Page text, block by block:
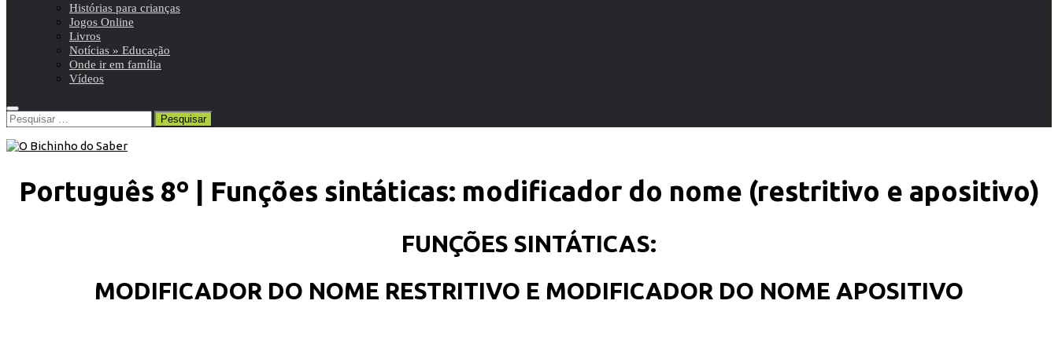
Histórias para crianças
Jogos Online
Livros
Notícias » Educação
Onde ir em família
Vídeos
Pesquisar
por:
Português 8º | Funções sintáticas: modificador do nome (restritivo e apositivo)
FUNÇÕES SINTÁTICAS:
MODIFICADOR DO NOME RESTRITIVO E MODIFICADOR DO NOME APOSITIVO